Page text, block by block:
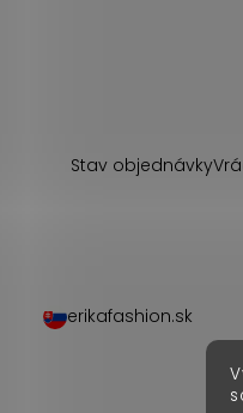
Stav objednávky
erikafashion.sk